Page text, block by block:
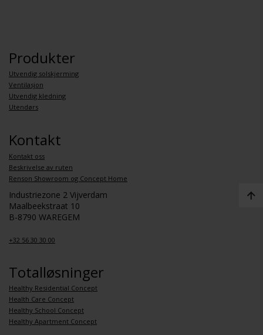
Produkter
Utvendig solskjerming
Ventilasjon
Utvendig kledning
Utendørs
Kontakt
Kontakt oss
Beskrivelse av ruten
Renson Showroom og Concept Home
Industriezone 2 Vijverdam
Maalbeekstraat 10
B-8790 WAREGEM
+32 56 30 30 00
Totalløsninger
Healthy Residential Concept
Health Care Concept
Healthy School Concept
Healthy Apartment Concept